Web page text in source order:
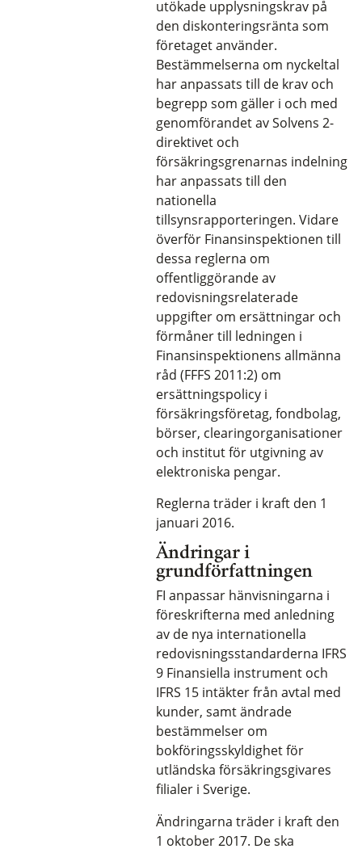
utökade upplysningskrav på
den diskonteringsränta som
företaget använder.
Bestämmelserna om nyckeltal
har anpassats till de krav och
begrepp som gäller i och med
genomförandet av Solvens 2-
direktivet och
försäkringsgrenarnas indelning
har anpassats till den
nationella
tillsynsrapporteringen. Vidare
överför Finansinspektionen till
dessa reglerna om
offentliggörande av
redovisningsrelaterade
uppgifter om ersättningar och
förmåner till ledningen i
Finansinspektionens allmänna
råd (FFFS 2011:2) om
ersättningspolicy i
försäkringsföretag, fondbolag,
börser, clearingorganisationer
och institut för utgivning av
elektroniska pengar.
Reglerna träder i kraft den 1
januari 2016.
Ändringar i
grundförfattningen
FI anpassar hänvisningarna i
föreskrifterna med anledning
av de nya internationella
redovisningsstandarderna IFRS
9 Finansiella instrument och
IFRS 15 intäkter från avtal med
kunder, samt ändrade
bestämmelser om
bokföringsskyldighet för
utländska försäkringsgivares
filialer i Sverige.
Ändringarna träder i kraft den
1 oktober 2017. De ska